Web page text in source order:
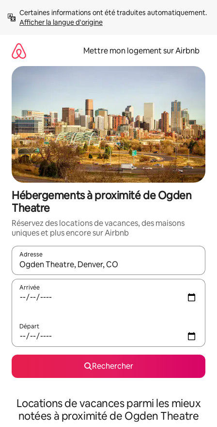
directement
Afficher la langue d'origine
Mettre mon logement sur Airbnb
Hébergements à proximité de Ogden
Theatre
Réservez des locations de vacances, des maisons
uniques et plus encore sur Airbnb
Adresse
Lorsque les résultats s'affichent, utilisez les flèches vers le
Arrivée
Départ
Rechercher
Locations de vacances parmi les mieux
notées à proximité de Ogden Theatre